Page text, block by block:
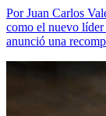
Por Juan Carlos
como el nuevo líder
anunció una